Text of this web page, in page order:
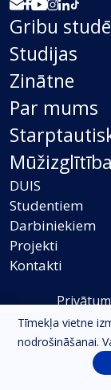
Gribu
Studijas
Zinātne
Par mums
Mūžizglītība
DUIS
Studentiem
Darbiniekiem
Projekti
Kontakti
©2021-2026
Tīmekļa vietne
nodrošināšanai.